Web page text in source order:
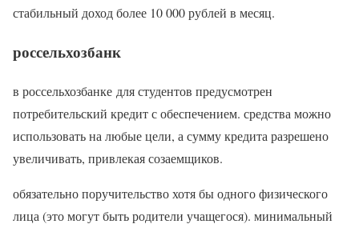
стабильный доход более 10 000 рублей в месяц.
россельхозбанк
в россельхозбанке для студентов предусмотрен
потребительский кредит с обеспечением. средства можно
использовать на любые цели, а сумму кредита разрешено
увеличивать, привлекая созаемщиков.
обязательно поручительство хотя бы одного физического
лица (это могут быть родители учащегося). минимальный